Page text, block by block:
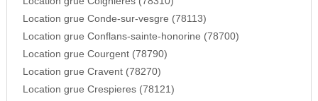
Location grue Conde-sur-vesgre (78113)
Location grue Conflans-sainte-honorine (78700)
Location grue Courgent (78790)
Location grue Cravent (78270)
Location grue Crespieres (78121)